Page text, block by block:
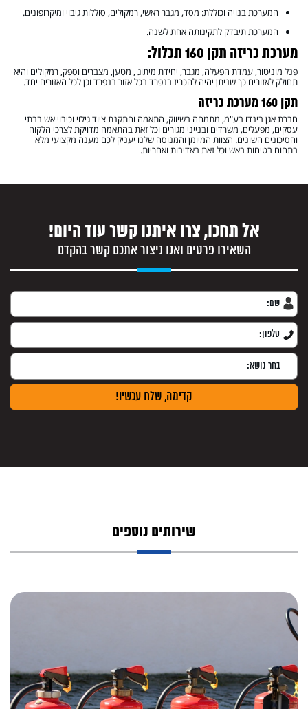
המערכת בנויה וכוללת: מסד, מגבר ראשי, רמקולים, סוללות גיבוי ומיקרופונים.
המערכת תיבדק לתקינותה אחת לשנה.
מערכת כריזה תקן 160 תכלול:
פנל מוניטור, עמדת הפעלה, מגבר, יחידת מיתוג , מטען, מצברים וספק, רמקולים והיא
תחולק לאזורים כך שניתן יהיה להכריז בנפרד בכל אזור בנפרד וכן לכל האזורים יחד.
תקן 160 מערכת כריזה
חברת אגן בינדו בע"מ, מתמחה בשיווק, התאמה והתקנת ציוד גילוי וכיבוי אש בבתי
עסקים, מפעלים, משרדים ובנייני מגורים וכל זאת בהתאמה מדויקת לצרכי הלקוח
והסיכונים השונים. הצוות המיומן והמנוסה שלנו יעניק לכם מענה מקצועי מלא
בתחום בטיחות באש וכל זאת באדיבות ואחריות.
אל תחכו, צרו איתנו קשר עוד היום!
השאירו פרטים ואנו ניצור אתכם קשר בהקדם
שירותים נוספים